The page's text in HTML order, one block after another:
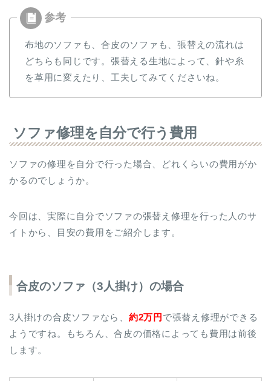
布地のソファも、合皮のソファも、張替えの流れは
どちらも同じです。張替える生地によって、針や糸
を革用に変えたり、工夫してみてくださいね。
ソファ修理を自分で行う費用
ソファの修理を自分で行った場合、どれくらいの費用がか
かるのでしょうか。
今回は、実際に自分でソファの張替え修理を行った人のサ
イトから、目安の費用をご紹介します。
合皮のソファ（3人掛け）の場合
3人掛けの合皮ソファなら、 約2万円 で張替え修理ができる
ようですね。もちろん、合皮の価格によっても費用は前後
します。